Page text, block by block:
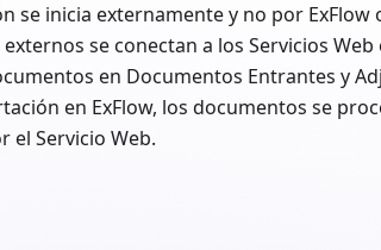
se inicia externamente y no por ExFlow
se conectan a los Servicios Web
en Documentos Entrantes y
en ExFlow, los documentos se
el Servicio Web.